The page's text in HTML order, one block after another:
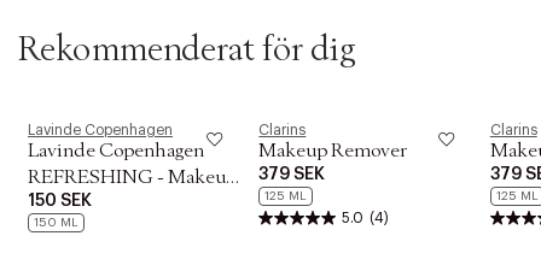
Rekommenderat för dig
Lavinde Copenhagen
Lavinde Copenhagen
REFRESHING - Makeup
Remover 150 ml
150 SEK
150 ML
Clarins
Makeup Remover
379 SEK
125 ML
5.0 (4)
Clarins
379
125 ML